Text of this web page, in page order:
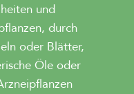
und
durch
oder Blätter,
Öle oder